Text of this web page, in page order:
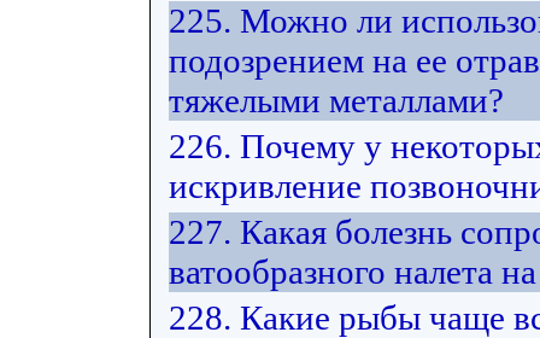
225. Можно ли
подозрением на ее
тяжелыми металлами?
226. Почему у
искривление
227. Какая болезнь
ватообразного налета
228. Какие рыбы чаще